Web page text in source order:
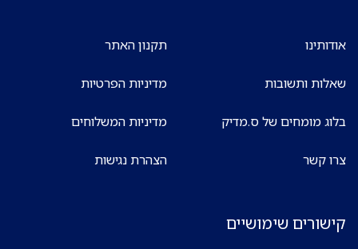
אודותינו
שאלות ותשובות
בלוג מומחים של ס.מדיק
צרו קשר
תקנון האתר
מדיניות הפרטיות
מדיניות המשלוחים
הצהרת נגישות
קישורים שימושיים